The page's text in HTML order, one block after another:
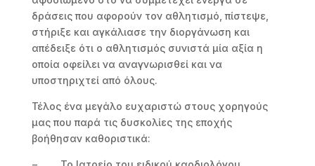
δράσεις που αφορούν τον αθλητισμό, πίστεψε,
στήριξε και αγκάλιασε την διοργάνωση και
απέδειξε ότι ο αθλητισμός συνιστά μία αξία η
οποία οφείλει να αναγνωρισθεί και να
υποστηριχτεί από όλους.
Τέλος ένα μεγάλο ευχαριστώ στους χορηγούς
μας που παρά τις δυσκολίες της εποχής
βοήθησαν καθοριστικά: